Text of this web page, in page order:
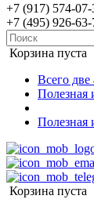
+7 (917) 574-07-
+7 (495) 926-63-
Корзина пуста
Всего
Полезная
Полезная
Корзина пуста